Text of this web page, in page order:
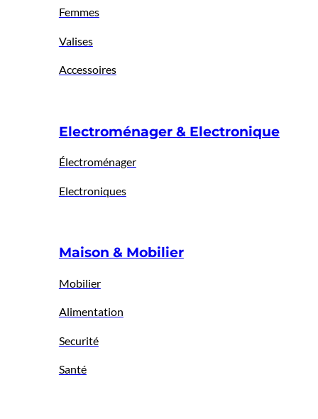
Femmes
Valises
Accessoires
Electroménager & Electronique
Électroménager
Electroniques
Maison & Mobilier
Mobilier
Alimentation
Securité
Santé